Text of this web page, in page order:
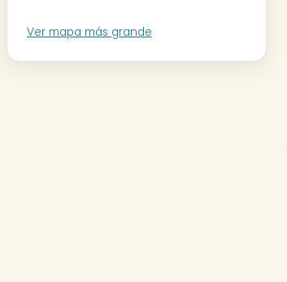
Ver mapa más grande